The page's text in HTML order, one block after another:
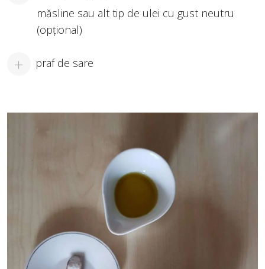
măsline sau alt tip de ulei cu gust neutru
(opțional)
praf de sare